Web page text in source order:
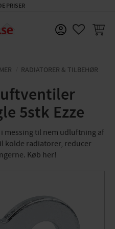
PRISER
RADIATORER & TILBEHØR
5stk Ezze
messing til nem udluftning af
kolde radiatorer, reducer
Køb her!